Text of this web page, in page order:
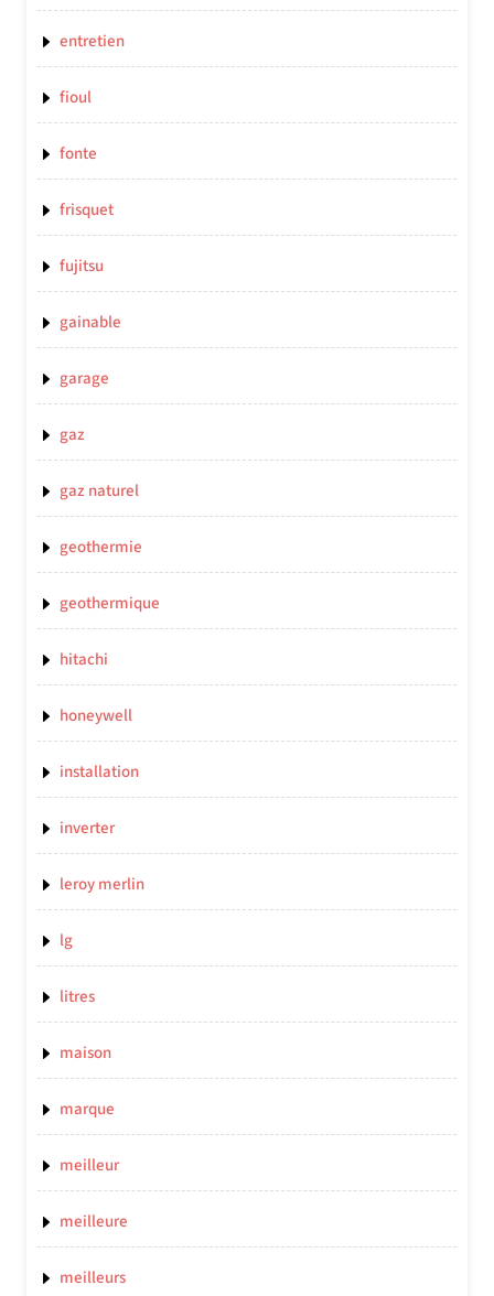
entretien
fioul
fonte
frisquet
fujitsu
gainable
garage
gaz
gaz naturel
geothermie
geothermique
hitachi
honeywell
installation
inverter
leroy merlin
lg
litres
maison
marque
meilleur
meilleure
meilleurs